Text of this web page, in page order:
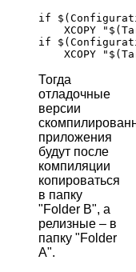
if
XCOPY
if
Тогда
отладочные
версии
приложения
будут после
компиляции
копироваться
в папку
"Folder B", а
релизные – в
папку "Folder
A".